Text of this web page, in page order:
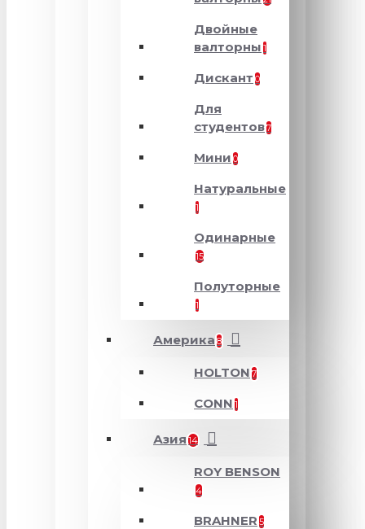
Двойные
валторны 1
Дискант 0
Для
студентов7
Мини 0
Натуральные
1
Одинарные
15
Полуторные
1
Америка 8
HOLTON 7
CONN 1
Азия 14
ROY BENSON
4
BRAHNER 5